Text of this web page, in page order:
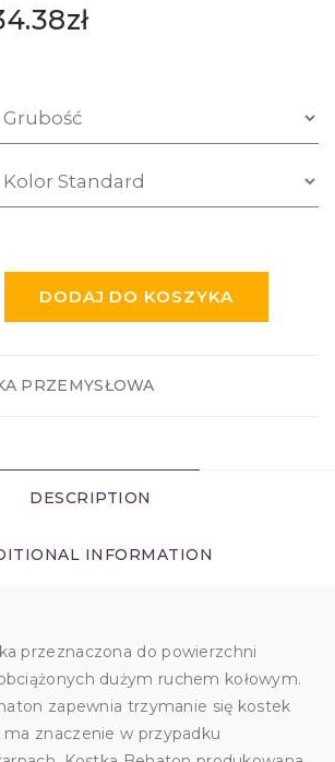
zł
DODAJ DO KOSZYKA
PRZEMYSŁOWA
DESCRIPTION
INFORMATION
przeznaczona do powierzchni
dużym ruchem kołowym.
zapewnia trzymanie się kostek
ma znaczenie w przypadku